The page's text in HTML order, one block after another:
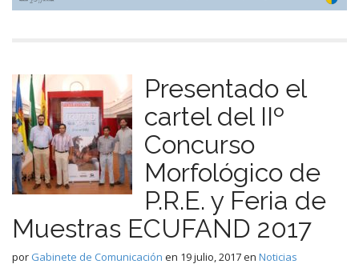
Presentado el
cartel del IIº
Concurso
Morfológico de
P.R.E. y Feria de
Muestras ECUFAND 2017
por Gabinete de Comunicación en 19 julio, 2017en Noticias